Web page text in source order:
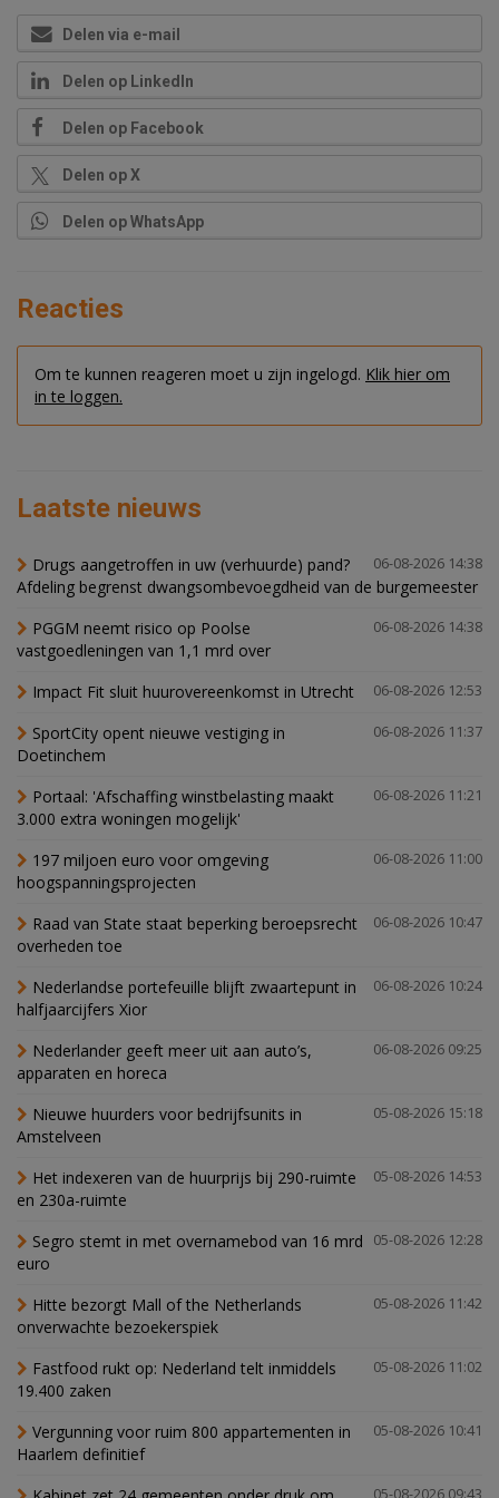
Delen via e-mail
Delen op LinkedIn
Delen op Facebook
Delen op X
Delen op WhatsApp
Reacties
Om te kunnen reageren moet u zijn ingelogd. Klik hier om
in te loggen.
Laatste nieuws
06-08-2026 14:38
Drugs aangetroffen in uw (verhuurde) pand?
Afdeling begrenst dwangsombevoegdheid van de burgemeester
06-08-2026 14:38
PGGM neemt risico op Poolse
vastgoedleningen van 1,1 mrd over
06-08-2026 12:53
Impact Fit sluit huurovereenkomst in Utrecht
06-08-2026 11:37
SportCity opent nieuwe vestiging in
Doetinchem
06-08-2026 11:21
Portaal: 'Afschaffing winstbelasting maakt
3.000 extra woningen mogelijk'
06-08-2026 11:00
197 miljoen euro voor omgeving
hoogspanningsprojecten
06-08-2026 10:47
Raad van State staat beperking beroepsrecht
overheden toe
06-08-2026 10:24
Nederlandse portefeuille blijft zwaartepunt in
halfjaarcijfers Xior
06-08-2026 09:25
Nederlander geeft meer uit aan auto’s,
apparaten en horeca
05-08-2026 15:18
Nieuwe huurders voor bedrijfsunits in
Amstelveen
05-08-2026 14:53
Het indexeren van de huurprijs bij 290-ruimte
en 230a-ruimte
05-08-2026 12:28
Segro stemt in met overnamebod van 16 mrd
euro
05-08-2026 11:42
Hitte bezorgt Mall of the Netherlands
onverwachte bezoekerspiek
05-08-2026 11:02
Fastfood rukt op: Nederland telt inmiddels
19.400 zaken
05-08-2026 10:41
Vergunning voor ruim 800 appartementen in
Haarlem definitief
05-08-2026 09:43